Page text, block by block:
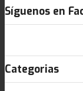
Síguenos en
Categorias